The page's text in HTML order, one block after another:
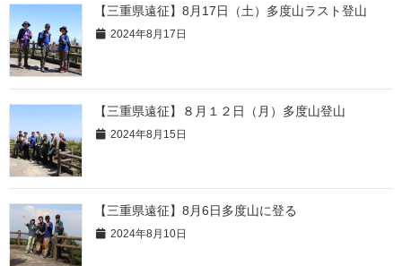
【三重県遠征】8月17日（土）多度山ラスト登山
2024年8月17日
【三重県遠征】８月１２日（月）多度山登山
2024年8月15日
【三重県遠征】8月6日多度山に登る
2024年8月10日